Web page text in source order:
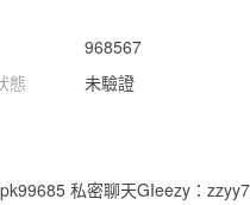
968567
態
未驗證
pk99685 私密聊天GIeezy：